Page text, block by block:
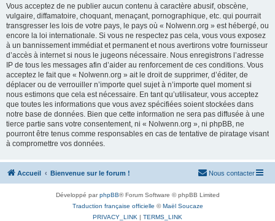
Vous acceptez de ne publier aucun contenu à caractère abusif, obscène,
vulgaire, diffamatoire, choquant, menaçant, pornographique, etc. qui pourrait
transgresser les lois de votre pays, le pays où « Nolwenn.org » est hébergé, ou
encore la loi internationale. Si vous ne respectez pas cela, vous vous exposez
à un bannissement immédiat et permanent et nous avertirons votre fournisseur
d’accès à internet si nous le jugeons nécessaire. Nous enregistrons l’adresse
IP de tous les messages afin d’aider au renforcement de ces conditions. Vous
acceptez le fait que « Nolwenn.org » ait le droit de supprimer, d’éditer, de
déplacer ou de verrouiller n’importe quel sujet à n’importe quel moment si
nous estimons que cela est nécessaire. En tant qu’utilisateur, vous acceptez
que toutes les informations que vous avez spécifiées soient stockées dans
notre base de données. Bien que cette information ne sera pas diffusée à une
tierce partie sans votre consentement, ni « Nolwenn.org », ni phpBB, ne
pourront être tenus comme responsables en cas de tentative de piratage visant
à compromettre vos données.
Accueil Bienvenue sur le forum ! Nous contacter
Développé parphpBB® Forum Software © phpBB Limited
Traduction française officielle ©Maël Soucaze
PRIVACY_LINK | TERMS_LINK